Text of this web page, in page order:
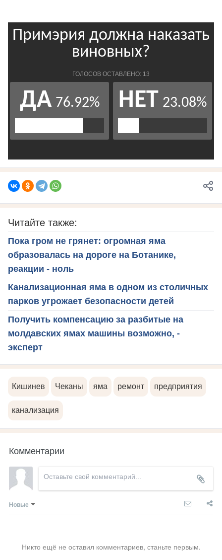
Читайте также:
Пока гром не грянет: огромная яма
образовалась на дороге на Ботанике,
реакции - ноль
Канализационная яма в одном из столичных
парков угрожает безопасности детей
Получить компенсацию за разбитые на
молдавских ямах машины возможно, -
эксперт
Кишинев Чеканы яма ремонт предприятия
канализация
Комментарии
Новые
Никто ещё не оставил комментариев, станьте первым.